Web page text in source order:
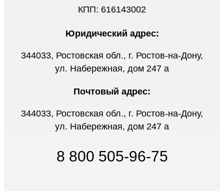
КПП: 616143002
Юридический адрес:
344033, Ростовская обл., г. Ростов-на-Дону,
ул. Набережная, дом 247 а
Почтовый адрес:
344033, Ростовская обл., г. Ростов-на-Дону,
ул. Набережная, дом 247 а
8 800 505-96-75